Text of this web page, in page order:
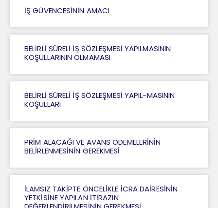
İŞ GÜVENCESİNİN AMACI
BELİRLİ SÜRELİ İŞ SÖZLEŞMESİ YAPILMASININ
KOŞULLARININ OLMAMASI
BELİRLİ SÜRELİ İŞ SÖZLEŞMESİ YAPIL-MASININ
KOŞULLARI
PRİM ALACAĞI VE AVANS ÖDEMELERİNİN
BELİRLENMESİNİN GEREKMESİ
İLAMSIZ TAKİPTE ÖNCELİKLE İCRA DAİRESİNİN
YETKİSİNE YAPILAN İTİRAZIN